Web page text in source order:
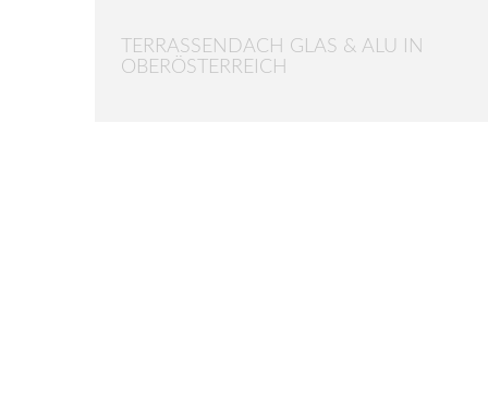
TERRASSENDACH GLAS & ALU IN
OBERÖSTERREICH